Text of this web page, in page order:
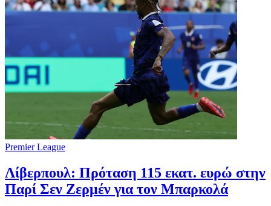
Premier League
Λίβερπουλ: Πρόταση 115 εκατ. ευρώ στην
Παρί Σεν Ζερμέν για τον Μπαρκολά